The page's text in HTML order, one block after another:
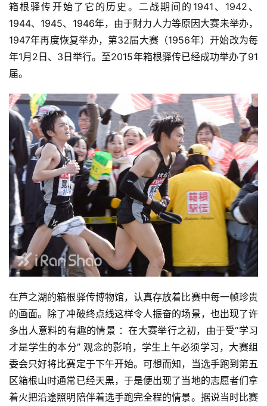
箱根驿传开始了它的历史。二战期间的1941、1942、
1944、1945、1946年，由于财力人力等原因大赛未举办，
1947年再度恢复举办，第32届大赛（1956年）开始改为每
年1月2日、3日举行。至2015年箱根驿传已经成功举办了91
届。
在芦之湖的箱根驿传博物馆，认真存放着比赛中每一帧珍贵
的画面。除了冲破终点线这样令人振奋的场景，也出现了许
多出人意料的有趣的情景 ：在大赛举行之初，由于受“学习
才是学生的本分” 观念的影响，学生上午必须学习，大赛组
委会只好将比赛定于下午开始。可想而知，当选手跑到第五
区箱根山时通常已经天黑，于是便出现了当地的志愿者们拿
着火把沿途照明陪伴着选手跑完全程的情景。据说当时比赛